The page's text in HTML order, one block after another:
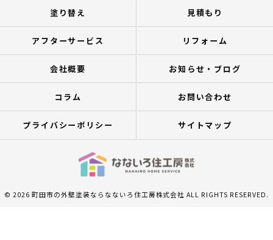
塗り替え 見積もり
アフターサービス リフォーム
会社概要 お知らせ・ブログ
コラム お問い合わせ
プライバシーポリシー サイトマップ
© 2026 町田市の外壁塗装ならなないろ住工房株式会社 ALL RIGHTS RESERVED.